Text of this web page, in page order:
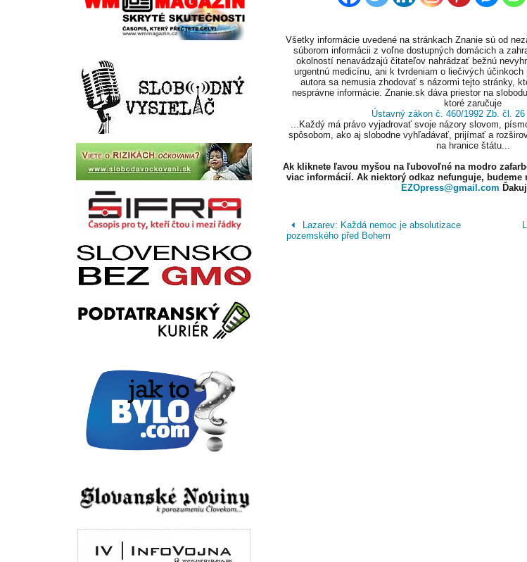
Všetky informácie uvedené na stránkach Znanie sú od
súborom informácii z voľne dostupných domácich a
okolností nenavádzajú čitateľov nahrádzať bežnú
urgentnú medicínu, ani k tvrdeniam o liečivých účinkoch
autora sa nemusia zhodovať s názormi tejto stránky,
nesprávne informácie. Znanie.sk dáva priestor na
ktoré zaručuje
Ústavný zákon č. 460/1992 Zb. čl.
...Každý má právo vyjadrovať svoje názory slovom,
spôsobom, ako aj slobodne vyhľadávať, prijímať a
na hranice štátu...
Ak kliknete ľavou myšou na ľubovoľné na modro
viac informácií. Ak niektorý odkaz nefunguje, budeme
EZOpress@gmail.com
Lazarev: Každá nemoc je absolutizace
pozemského před Bohem